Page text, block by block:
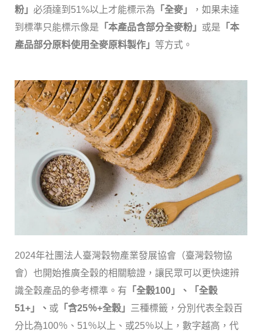
粉」 必須達到51%以上才能標示為 「全麥」
，如果未達
到標準只能標示像是 「本產品含部分全麥粉」 或是 「本
產品部分原料使用全麥原料製作」 等方式。
2024年社團法人臺灣穀物產業發展協會（臺灣穀物協
會）也開始推廣全穀的相關驗證，讓民眾可以更快速辨
識全穀產品的參考標準。有 「全穀100」、「全穀
51+」、 或 「含25％+全穀」
三種標籤，分別代表全穀百
分比為100％、51％以上、或25％以上，數字越高，代